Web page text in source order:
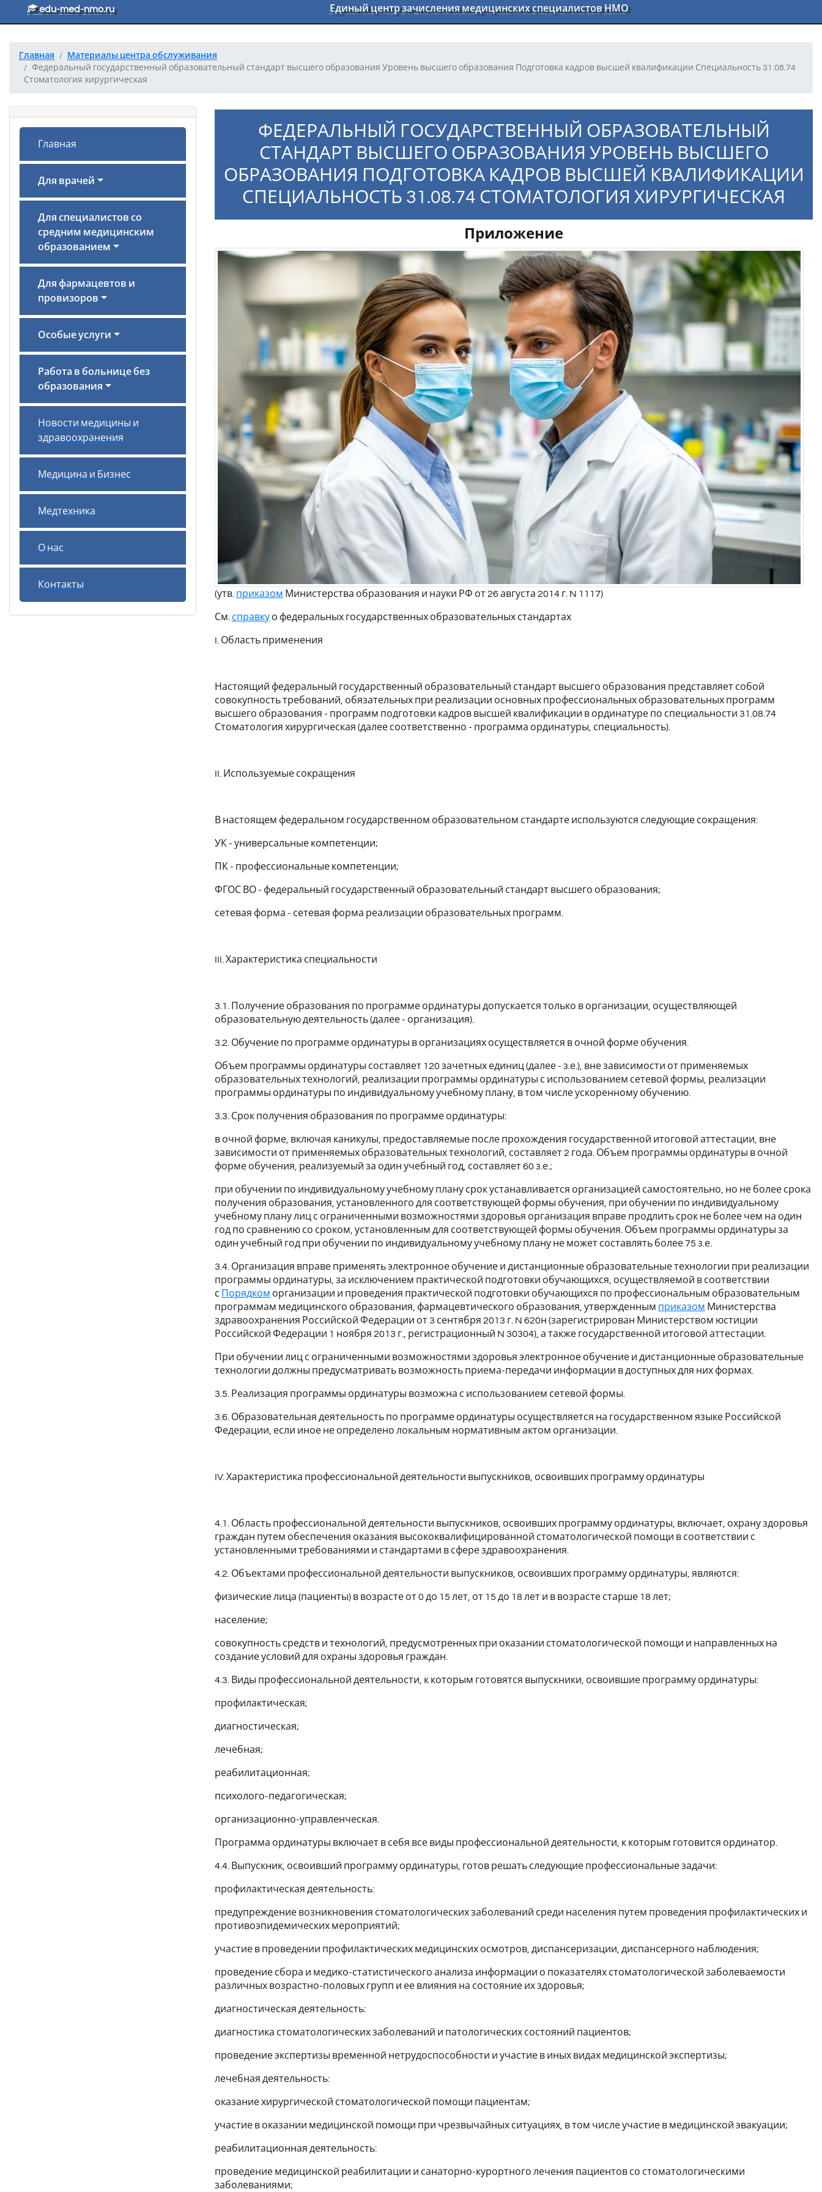
Перейти к основному тексту
edu-med-nmo.ru Единый центр зачисления медицинских специалистов НМО
Главная
Материалы центра обслуживания
Федеральный государственный образовательный стандарт высшего образования Уровень высшего образования Подготовка кадров высшей квалификации Специальность 31.08.74
Стоматология хирургическая
Главная
Для врачей
Для специалистов со
средним медицинским
образованием
Для фармацевтов и
провизоров
Особые услуги
Работа в больнице без
образования
Новости медицины и
здравоохранения
Медицина и Бизнес
Медтехника
О нас
Контакты
ФЕДЕРАЛЬНЫЙ ГОСУДАРСТВЕННЫЙ ОБРАЗОВАТЕЛЬНЫЙ
СТАНДАРТ ВЫСШЕГО ОБРАЗОВАНИЯ УРОВЕНЬ ВЫСШЕГО
ОБРАЗОВАНИЯ ПОДГОТОВКА КАДРОВ ВЫСШЕЙ КВАЛИФИКАЦИИ
СПЕЦИАЛЬНОСТЬ 31.08.74 СТОМАТОЛОГИЯ ХИРУРГИЧЕСКАЯ
Приложение
(утв. приказом Министерства образования и науки РФ от 26 августа 2014 г. N 1117)
См. справку о федеральных государственных образовательных стандартах
I. Область применения
Настоящий федеральный государственный образовательный стандарт высшего образования представляет собой
совокупность требований, обязательных при реализации основных профессиональных образовательных программ
высшего образования - программ подготовки кадров высшей квалификации в ординатуре по специальности 31.08.74
Стоматология хирургическая (далее соответственно - программа ординатуры, специальность).
II. Используемые сокращения
В настоящем федеральном государственном образовательном стандарте используются следующие сокращения:
УК - универсальные компетенции;
ПК - профессиональные компетенции;
ФГОС ВО - федеральный государственный образовательный стандарт высшего образования;
сетевая форма - сетевая форма реализации образовательных программ.
III. Характеристика специальности
3.1. Получение образования по программе ординатуры допускается только в организации, осуществляющей
образовательную деятельность (далее - организация).
3.2. Обучение по программе ординатуры в организациях осуществляется в очной форме обучения.
Объем программы ординатуры составляет 120 зачетных единиц (далее - з.е.), вне зависимости от применяемых
образовательных технологий, реализации программы ординатуры с использованием сетевой формы, реализации
программы ординатуры по индивидуальному учебному плану, в том числе ускоренному обучению.
3.3. Срок получения образования по программе ординатуры:
в очной форме, включая каникулы, предоставляемые после прохождения государственной итоговой аттестации, вне
зависимости от применяемых образовательных технологий, составляет 2 года. Объем программы ординатуры в очной
форме обучения, реализуемый за один учебный год, составляет 60 з.е.;
при обучении по индивидуальному учебному плану срок устанавливается организацией самостоятельно, но не более срока
получения образования, установленного для соответствующей формы обучения, при обучении по индивидуальному
учебному плану лиц с ограниченными возможностями здоровья организация вправе продлить срок не более чем на один
год по сравнению со сроком, установленным для соответствующей формы обучения. Объем программы ординатуры за
один учебный год при обучении по индивидуальному учебному плану не может составлять более 75 з.е.
3.4. Организация вправе применять электронное обучение и дистанционные образовательные технологии при реализации
программы ординатуры, за исключением практической подготовки обучающихся, осуществляемой в соответствии
с Порядком организации и проведения практической подготовки обучающихся по профессиональным образовательным
программам медицинского образования, фармацевтического образования, утвержденным приказом Министерства
здравоохранения Российской Федерации от 3 сентября 2013 г. N 620н (зарегистрирован Министерством юстиции
Российской Федерации 1 ноября 2013 г., регистрационный N 30304), а также государственной итоговой аттестации.
При обучении лиц с ограниченными возможностями здоровья электронное обучение и дистанционные образовательные
технологии должны предусматривать возможность приема-передачи информации в доступных для них формах.
3.5. Реализация программы ординатуры возможна с использованием сетевой формы.
3.6. Образовательная деятельность по программе ординатуры осуществляется на государственном языке Российской
Федерации, если иное не определено локальным нормативным актом организации.
IV. Характеристика профессиональной деятельности выпускников, освоивших программу ординатуры
4.1. Область профессиональной деятельности выпускников, освоивших программу ординатуры, включает, охрану здоровья
граждан путем обеспечения оказания высококвалифицированной стоматологической помощи в соответствии с
установленными требованиями и стандартами в сфере здравоохранения.
4.2. Объектами профессиональной деятельности выпускников, освоивших программу ординатуры, являются:
физические лица (пациенты) в возрасте от 0 до 15 лет, от 15 до 18 лет и в возрасте старше 18 лет;
население;
совокупность средств и технологий, предусмотренных при оказании стоматологической помощи и направленных на
создание условий для охраны здоровья граждан.
4.3. Виды профессиональной деятельности, к которым готовятся выпускники, освоившие программу ординатуры:
профилактическая;
диагностическая;
лечебная;
реабилитационная;
психолого-педагогическая;
организационно-управленческая.
Программа ординатуры включает в себя все виды профессиональной деятельности, к которым готовится ординатор.
4.4. Выпускник, освоивший программу ординатуры, готов решать следующие профессиональные задачи:
профилактическая деятельность:
предупреждение возникновения стоматологических заболеваний среди населения путем проведения профилактических и
противоэпидемических мероприятий;
участие в проведении профилактических медицинских осмотров, диспансеризации, диспансерного наблюдения;
проведение сбора и медико-статистического анализа информации о показателях стоматологической заболеваемости
различных возрастно-половых групп и ее влияния на состояние их здоровья;
диагностическая деятельность:
диагностика стоматологических заболеваний и патологических состояний пациентов;
проведение экспертизы временной нетрудоспособности и участие в иных видах медицинской экспертизы;
лечебная деятельность:
оказание хирургической стоматологической помощи пациентам;
участие в оказании медицинской помощи при чрезвычайных ситуациях, в том числе участие в медицинской эвакуации;
реабилитационная деятельность:
проведение медицинской реабилитации и санаторно-курортного лечения пациентов со стоматологическими
заболеваниями;